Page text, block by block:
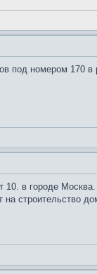
под номером 170
в городе
строительство